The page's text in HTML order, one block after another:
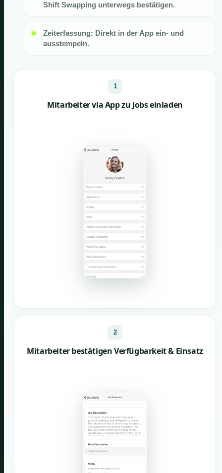
Shift Swapping unterwegs bestätigen.
Zeiterfassung: Direkt in der App ein- und
ausstempeln.
1
Mitarbeiter via App zu Jobs einladen
2
Mitarbeiter bestätigen Verfügbarkeit & Einsatz